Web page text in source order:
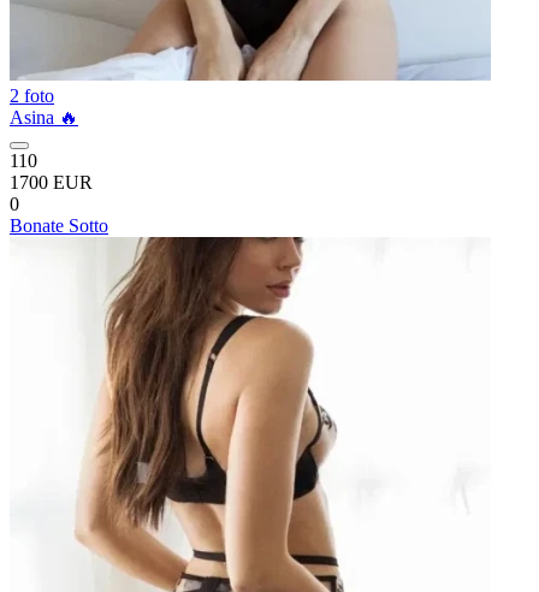
2 foto
Asina 🔥
110
1700 EUR
0
Bonate Sotto